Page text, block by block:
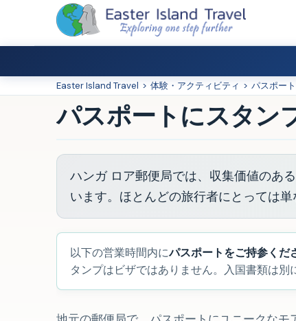
Easter Island Travel > 体験・アクティビティ > パスポー
パスポートにスタン
ハンガ ロア郵便局では、収集価値のあ
います。ほとんどの旅行者にとっては
以下の営業時間内にパスポートをご持参くだ
タンプはビザではありません。入国書類は別